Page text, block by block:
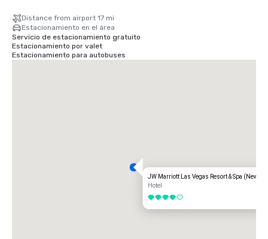
escalas a más de 170 destinos estadounidenses e internacionales,
conectando Las Vegas con los principales mercados de Norteamérica,
Europa, Asia y América Latina.
Distance from airport 17 mi
Estacionamiento en el área
Servicio de estacionamiento gratuito
Estacionamiento por valet
Estacionamiento para autobuses
JW Marriott Las Vegas Resort & Spa (Newly
Hotel
4 de 5